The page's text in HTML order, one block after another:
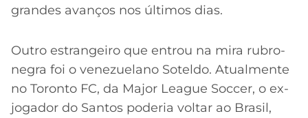
grandes avanços nos últimos dias.
Outro estrangeiro que entrou na mira rubro-
negra foi o venezuelano Soteldo. Atualmente
no Toronto FC, da Major League Soccer, o ex-
jogador do Santos poderia voltar ao Brasil,